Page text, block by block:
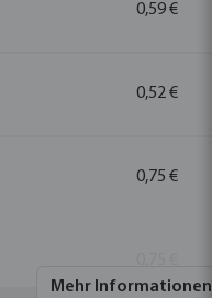
0,59 €
0,52 €
0,75 €
Mehr Informationen